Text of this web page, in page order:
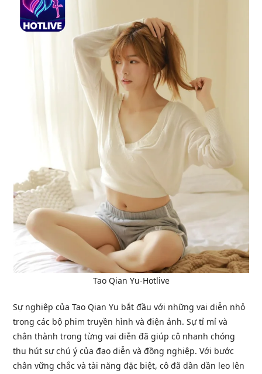
Tao Qian Yu-Hotlive
Sự nghiệp của Tao Qian Yu bắt đầu với những vai diễn nhỏ
trong các bộ phim truyền hình và điện ảnh. Sự tỉ mỉ và
chân thành trong từng vai diễn đã giúp cô nhanh chóng
thu hút sự chú ý của đạo diễn và đồng nghiệp. Với bước
chân vững chắc và tài năng đặc biệt, cô đã dần dần leo lên